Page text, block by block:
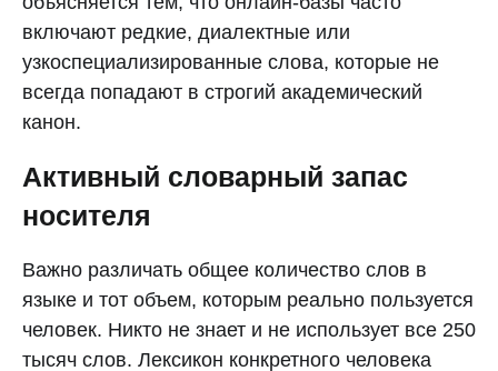
включают редкие, диалектные или
узкоспециализированные слова, которые не
всегда попадают в строгий академический
канон.
Активный словарный запас
носителя
Важно различать общее количество слов в
языке и тот объем, которым реально пользуется
человек. Никто не знает и не использует все 250
тысяч слов. Лексикон конкретного человека